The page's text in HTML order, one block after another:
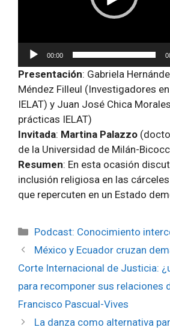
00:00
Presentación: Gabriela
Méndez Filleul (Investigadores
IELAT) y Juan José Chica
prácticas IELAT)
Invitada: Martina Palazzo
de la Universidad de Milán-
Resumen: En esta ocasión
inclusión religiosa en las
que repercuten en un Estado
Categorías
Podcast: Conocimiento
México y Ecuador cruzan
Corte Internacional de Justicia:
para recomponer sus relaciones
Francisco Pascual-Vives
La danza como alternativa